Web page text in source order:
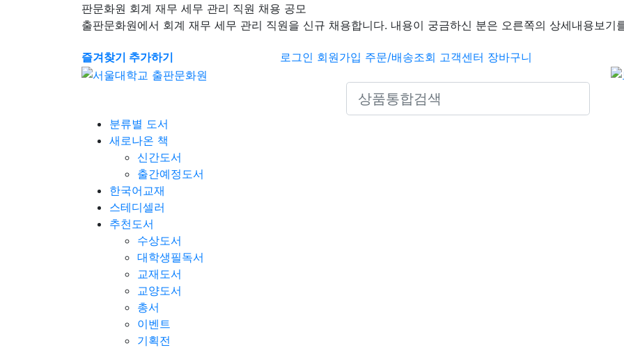
판문화원 회계 재무 세무 관리 직원 채용 공모
출판문화원에서 회계 재무 세무 관리 직원을 신규 채용합니다. 내용이 궁금하신 분은 오른쪽의 상세내용보기
즐겨찾기 추가하기 로그인 회원가입 주문/배송조회 고객센터 장바구니
Search icons
분류별 도서
새로나온 책
신간도서
출간예정도서
한국어교재
스테디셀러
추천도서
수상도서
대학생필독서
교재도서
교양도서
총서
이벤트
기획전